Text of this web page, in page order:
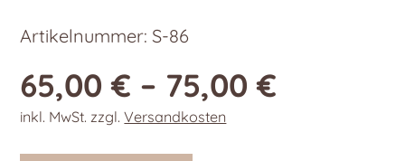
Artikelnummer:S-86
65,00€ – 75,00€
inkl. MwSt. zzgl.Versandkosten